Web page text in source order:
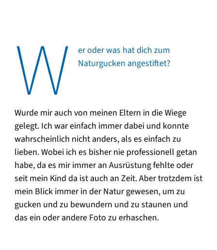
W
er oder was hat dich zum
Naturgucken angestiftet?
Wurde mir auch von meinen Eltern in die Wiege
gelegt. Ich war einfach immer dabei und konnte
wahrscheinlich nicht anders, als es einfach zu
lieben. Wobei ich es bisher nie professionell getan
habe, da es mir immer an Ausrüstung fehlte oder
seit mein Kind da ist auch an Zeit. Aber trotzdem ist
mein Blick immer in der Natur gewesen, um zu
gucken und zu bewundern und zu staunen und
das ein oder andere Foto zu erhaschen.